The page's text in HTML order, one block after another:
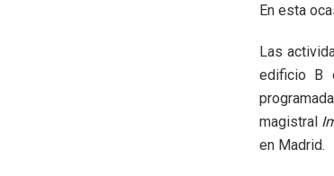
En esta
Las
edificio B
magistral
en Madrid.